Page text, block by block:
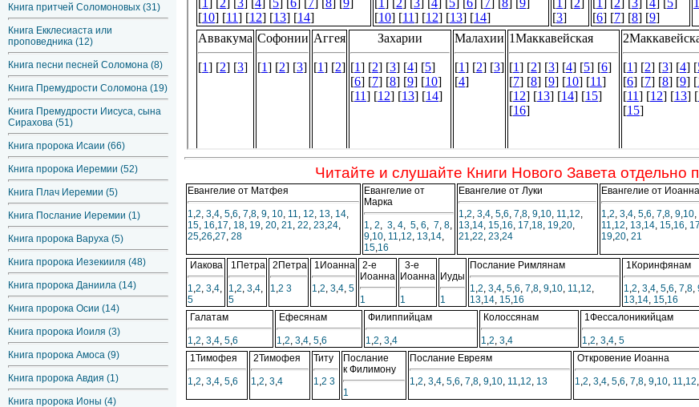
Книга притчей Соломоновых (31)
Книга Екклесиаста или
проповедника (12)
Книга песни песней Соломона (8)
Книга Премудрости Соломона (19)
Книга Премудрости Иисуса, сына
Сирахова (51)
Книга пророка Исаии (66)
Книга пророка Иеремии (52)
Книга Плач Иеремии (5)
Книга Послание Иеремии (1)
Книга пророка Варуха (5)
Книга пророка Иезекииля (48)
Книга пророка Даниила (14)
Книга пророка Осии (14)
Книга пророка Иоиля (3)
Книга пророка Амоса (9)
Книга пророка Авдия (1)
Книга пророка Ионы (4)
Читайте и слушайте Книги Нового Завета отдельно
Евангелие от Матфея
1,2, 3,4, 5,6, 7,8, 9, 10, 11, 12, 13, 14,
15, 16,17, 18, 19, 20, 21, 22, 23,24,
25,26,27, 28
Евангелие от
Марка
1, 2, 3, 4, 5, 6, 7, 8,
9,10, 11,12, 13,14,
15,16
Евангелие от Луки
1,2, 3,4, 5,6, 7,8, 9,10, 11,12,
13,14, 15,16, 17,18, 19,20,
21,22, 23,24
Евангелие от Иоанна
1,2, 3,4, 5,6, 7,8, 9,10,
11,12, 13,14, 15,16, 17
19,20, 21
Иакова
1,2, 3,4,
5
1Петра
1,2, 3,4,
5
2Петра
1,2 3
1Иоанна
1,2, 3,4, 5
2-е
Иоанна
1
3-е
Иоанна
1
Иуды
1
Послание Римлянам
1,2, 3,4, 5,6, 7,8, 9,10, 11,12,
13,14, 15,16
1Коринфянам
1,2, 3,4, 5,6, 7,8,
13,14, 15,16
Галатам
1,2, 3,4, 5,6
Ефесянам
1,2, 3,4, 5,6
Филиппийцам
1,2, 3,4
Колоссянам
1,2, 3,4
1Фессалоникийцам
1,2, 3,4, 5
1Тимофея
1,2, 3,4, 5,6
2Тимофея
1,2, 3,4
Титу
1,2 3
Послание
к Филимону
1
Послание Евреям
1,2, 3,4, 5,6, 7,8, 9,10, 11,12, 13
Откровение Иоанна
1,2, 3,4, 5,6, 7,8, 9,10, 11,12,